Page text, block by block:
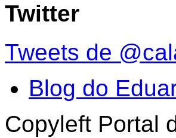
Twitter
Tweets de
Blog do
Copyleft Portal